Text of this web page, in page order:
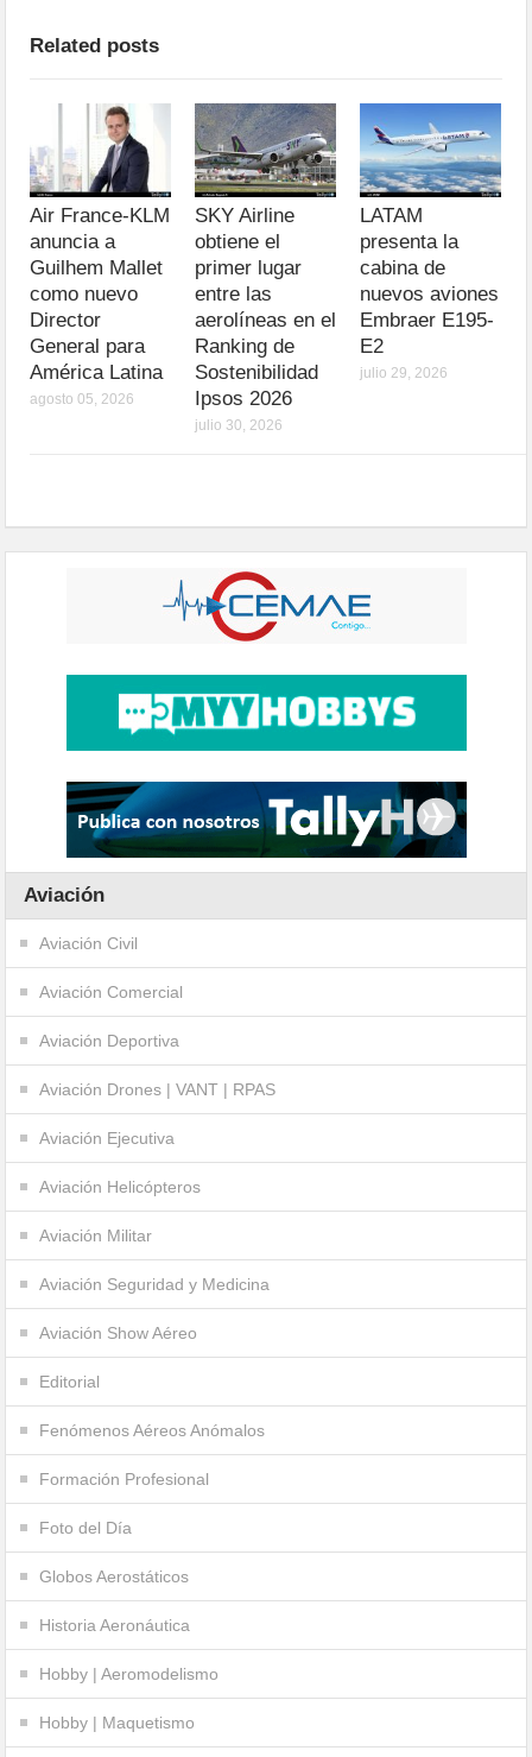
Related posts
Air France-KLM
anuncia a
Guilhem Mallet
como nuevo
Director
General para
América Latina
agosto 05, 2026
SKY Airline
obtiene el
primer lugar
entre las
aerolíneas en el
Ranking de
Sostenibilidad
Ipsos 2026
julio 30, 2026
LATAM
presenta la
cabina de
nuevos aviones
Embraer E195-
E2
julio 29, 2026
Aviación
Aviación Civil
Aviación Comercial
Aviación Deportiva
Aviación Drones | VANT | RPAS
Aviación Ejecutiva
Aviación Helicópteros
Aviación Militar
Aviación Seguridad y Medicina
Aviación Show Aéreo
Editorial
Fenómenos Aéreos Anómalos
Formación Profesional
Foto del Día
Globos Aerostáticos
Historia Aeronáutica
Hobby | Aeromodelismo
Hobby | Maquetismo